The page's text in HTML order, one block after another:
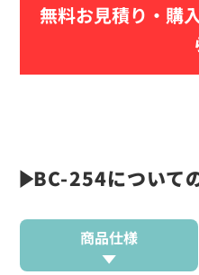
無料お見積り・ 購
BC-254について
商品仕様